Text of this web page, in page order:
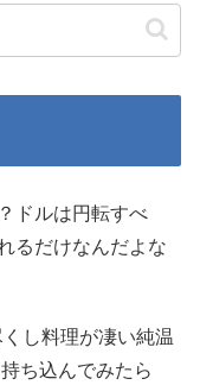
ドルは円転すべ
るだけなんだよな
し料理が凄い純温
ち込んでみたら